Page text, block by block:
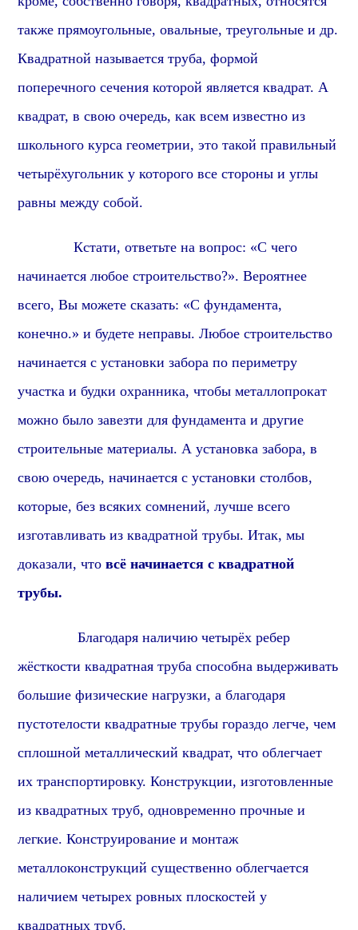
также прямоугольные, овальные, треугольные и др.
Квадратной называется труба, формой
поперечного сечения которой является квадрат. А
квадрат, в свою очередь, как всем известно из
школьного курса геометрии, это такой правильный
четырёхугольник у которого все стороны и углы
равны между собой.
Кстати, ответьте на вопрос: «С чего
начинается любое строительство?». Вероятнее
всего, Вы можете сказать: «С фундамента,
конечно.» и будете неправы. Любое строительство
начинается с установки забора по периметру
участка и будки охранника, чтобы металлопрокат
можно было завезти для фундамента и другие
строительные материалы. А установка забора, в
свою очередь, начинается с установки столбов,
которые,без всяких сомнений, лучше всего
изготавливать из квадратной трубы. Итак, мы
доказали, чтовсё начинается с квадратной
трубы.
Благодаря наличию четырёх ребер
жёсткости квадратная труба способна выдерживать
большие физические нагрузки, а благодаря
пустотелости квадратные трубы гораздо легче, чем
сплошной металлический квадрат, что облегчает
их транспортировку. Конструкции, изготовленные
из квадратных труб, одновременно прочные и
легкие. Конструирование и монтаж
металлоконструкций существенно облегчается
наличием четырех ровных плоскостей у
квадратных труб.